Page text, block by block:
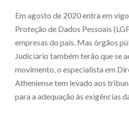
Em agosto de 2020 entra em
Proteção de Dados Pessoais
empresas do país. Mas órgãos
Judiciário também terão que se
movimento, o especialista em
Atheniense tem levado aos
para a adequação às exigências